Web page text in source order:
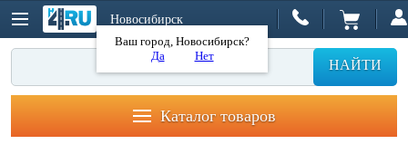
Новосибирск
Ваш город, Новосибирск?
Да
Нет
НАЙТИ
Каталог товаров